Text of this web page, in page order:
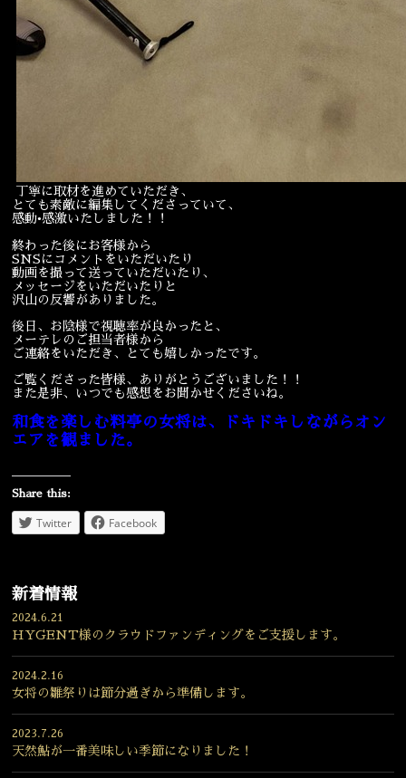
丁寧に取材を進めていただき、
とても素敵に編集してくださっていて、
感動•感激いたしました！！
終わった後にお客様から
SNSにコメントをいただいたり
動画を撮って送っていただいたり、
メッセージをいただいたりと
沢山の反響がありました。
後日、お陰様で視聴率が良かったと、
メーテレのご担当者様から
ご連絡をいただき、とても嬉しかったです。
ご覧くださった皆様、ありがとうございました！！
また是非、いつでも感想をお聞かせくださいね。
和食を楽しむ料亭の女将は、ドキドキしながらオン
エアを観ました。
Share this:
Twitter Facebook
新着情報
2024.6.21
HYGENT様のクラウドファンディングをご支援します。
2024.2.16
女将の雛祭りは節分過ぎから準備します。
2023.7.26
天然鮎が一番美味しい季節になりました！